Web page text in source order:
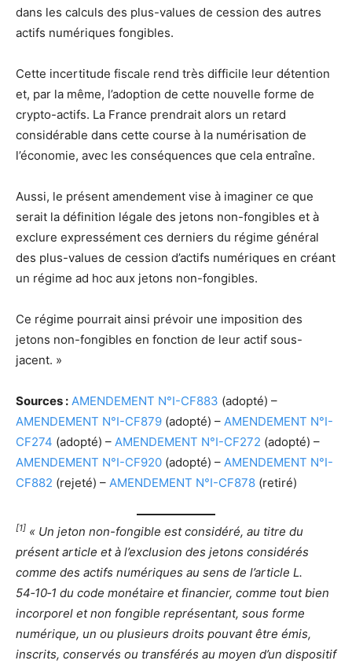
dans les calculs des plus-values de cession des autres
actifs numériques fongibles.
Cette incertitude fiscale rend très difficile leur détention
et, par la même, l’adoption de cette nouvelle forme de
crypto-actifs. La France prendrait alors un retard
considérable dans cette course à la numérisation de
l’économie, avec les conséquences que cela entraîne.
Aussi, le présent amendement vise à imaginer ce que
serait la définition légale des jetons non-fongibles et à
exclure expressément ces derniers du régime général
des plus-values de cession d’actifs numériques en créant
un régime ad hoc aux jetons non-fongibles.
Ce régime pourrait ainsi prévoir une imposition des
jetons non-fongibles en fonction de leur actif sous-
jacent. »
Sources : AMENDEMENT N°I-CF883 (adopté) –
AMENDEMENT N°I-CF879 (adopté) – AMENDEMENT N°I-
CF274 (adopté) – AMENDEMENT N°I-CF272 (adopté) –
AMENDEMENT N°I-CF920 (adopté) – AMENDEMENT N°I-
CF882 (rejeté) – AMENDEMENT N°I-CF878 (retiré)
[1] « Un jeton non-fongible est considéré, au titre du
présent article et à l’exclusion des jetons considérés
comme des actifs numériques au sens de l’article L.
54‑10‑1 du code monétaire et financier, comme tout bien
incorporel et non fongible représentant, sous forme
numérique, un ou plusieurs droits pouvant être émis,
inscrits, conservés ou transférés au moyen d’un dispositif